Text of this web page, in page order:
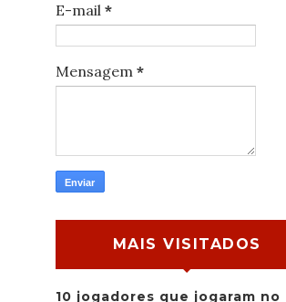
E-mail *
Mensagem *
MAIS VISITADOS
10 jogadores que jogaram no